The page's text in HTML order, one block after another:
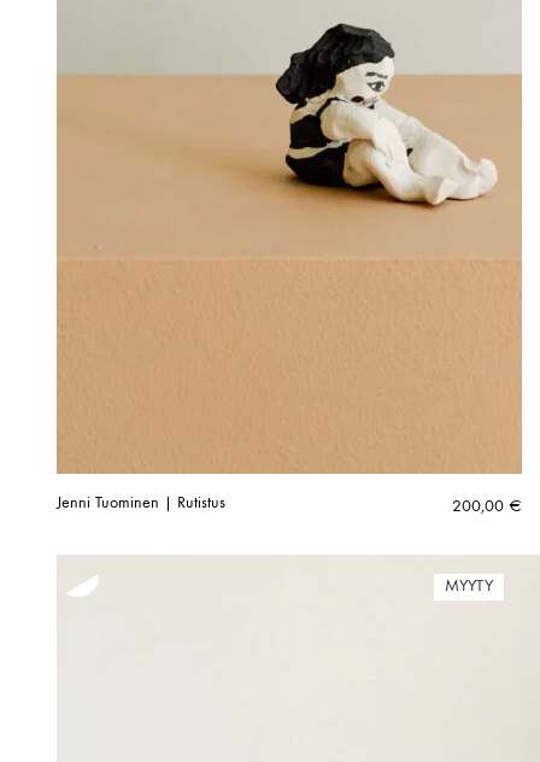
Jenni Tuominen | Rutistus 200,00 €
MYYTY